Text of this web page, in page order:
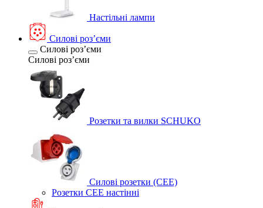
Настільні лампи
Силові розʼєми
Силові розʼєми
Силові розʼєми
Розетки та вилки SCHUKO
Силові розетки (CEE)
Розетки CEE настінні